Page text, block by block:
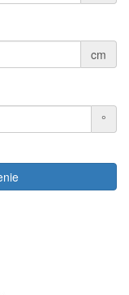
cm
°